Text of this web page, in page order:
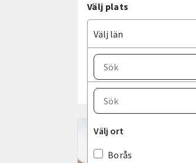
Välj plats
Välj län
Välj län
Välj ort
Välj ort
Borås